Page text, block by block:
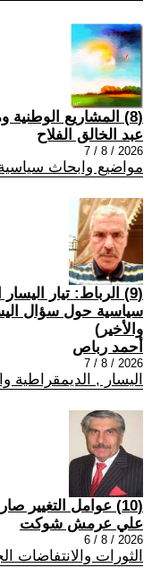
(8) المشاريع الوطنية ومظاهر السيادة
عبد الخالق الفلاح
2026 / 8 / 7
مواضيع وابحاث
(9) الرباط: تيار
سياسية حول سؤال
والأخير)
أحمد رباص
2026 / 8 / 7
اليسار , الديمقراطية
(10) عوامل التغيير صارخة ولكن فعلها ما زال خافتاً
علي عرمش شوكت
2026 / 8 / 6
الثورات والانتفاضات